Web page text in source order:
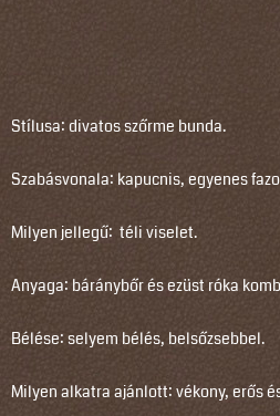
Stílusa: divatos szőrme bunda.
Szabásvonala: kapucnis, egyenes
Milyen jellegű: téli viselet.
Anyaga: báránybőr és ezüst róka
Bélése: selyem bélés, belsőzsebbel.
Milyen alkatra ajánlott: vékony, erős